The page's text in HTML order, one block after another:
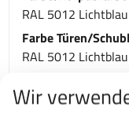
RAL 5012 Lichtblau
Farbe Türen/
RAL 5012 Lichtblau
54 x 27E
Wir